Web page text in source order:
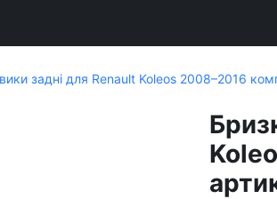
задні для Renault Koleos 2008–2016